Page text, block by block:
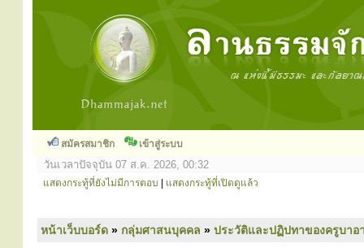
สมัครสมาชิก เข้าสู่ระบบ
วันเวลาปัจจุบัน 07 ส.ค. 2026, 00:32
แสดงกระทู้ที่ยังไม่มีการตอบ แสดงกระทู้ที่เปิดดูแล้ว
หน้าเว็บบอร์ด » กลุ่มศาสนบุคคล » ประวัติและปฏิปทาของครูบาอ